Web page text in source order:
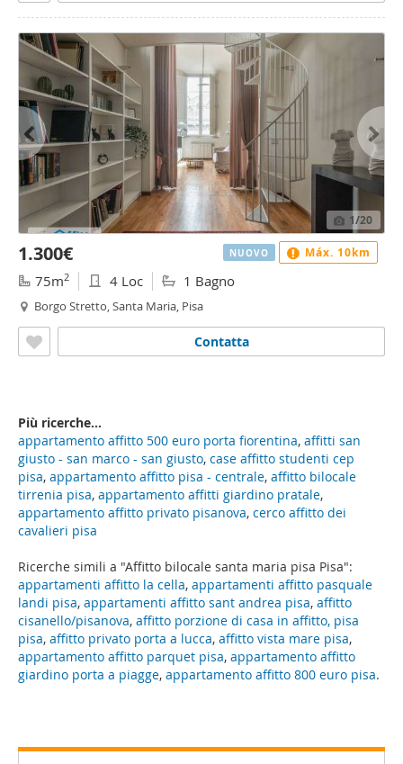
Ricerche simili a "Affitto bilocale santa maria pisa Pisa":
appartamenti affitto la cella, appartamenti affitto pasquale
landi pisa, appartamenti affitto sant andrea pisa, affitto
cisanello/pisanova, affitto porzione di casa in affitto, pisa
pisa, affitto privato porta a lucca, affitto vista mare pisa,
appartamento affitto parquet pisa, appartamento affitto
giardino porta a piagge, appartamento affitto 800 euro pisa.
1/20
1.300€
75m2 4 Loc 1 Bagno
Borgo Stretto, Santa Maria, Pisa
Contatta
NUOVO Máx. 10km
Più ricerche...
appartamento affitto 500 euro porta fiorentina, affitti san
giusto - san marco - san giusto, case affitto studenti cep
pisa, appartamento affitto pisa - centrale, affitto bilocale
tirrenia pisa, appartamento affitti giardino pratale,
appartamento affitto privato pisanova, cerco affitto dei
cavalieri pisa